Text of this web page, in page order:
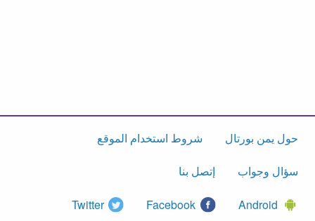
حول يمن بورتال شروط استخدام الموقع
سؤال وجواب إتصل بنا
Android
Facebook
Twitter